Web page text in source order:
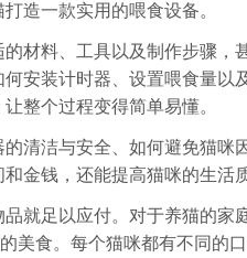
造一款实用的喂食设备。
材料、工具以及制作步骤，
安装计时器、设置喂食量以
整个过程变得简单易懂。
清洁与安全、如何避免猫咪
金钱，还能提高猫咪的生活
就足以应付。对于养猫的家
美食。每个猫咪都有不同的